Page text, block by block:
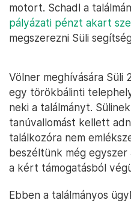
motort. Schadl a
pályázati pénzt akart
megszerezni Süli
Völner meghívására Süli
egy törökbálinti
neki a találmányt.
tanúvallomást kellett
találkozóra nem
beszéltünk még egyszer
a kért támogatásból
Ebben a találmányos